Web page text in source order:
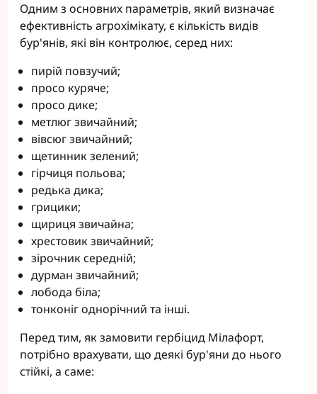
Одним з основних параметрів, який визначає
ефективність агрохімікату, є кількість видів
бур'янів, які він контролює, серед них:
пирій повзучий;
просо куряче;
просо дике;
метлюг звичайний;
вівсюг звичайний;
щетинник зелений;
гірчиця польова;
редька дика;
грицики;
щириця звичайна;
хрестовик звичайний;
зірочник середній;
дурман звичайний;
лобода біла;
тонконіг однорічний та інші.
Перед тим, як замовити гербіцид Мілафорт,
потрібно врахувати, що деякі бур'яни до нього
стійкі, а саме: